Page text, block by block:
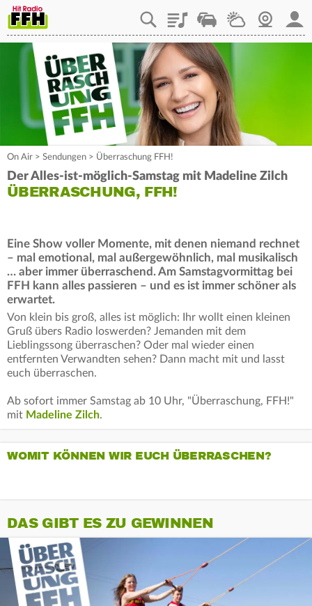
PlaylistStaupilotWetterWebcam
On Air > Sendungen > Überraschung FFH!
Der Alles-ist-möglich-Samstag mit Madeline Zilch
ÜBERRASCHUNG, FFH!
Eine Show voller Momente, mit denen niemand rechnet
– mal emotional, mal außergewöhnlich, mal musikalisch
… aber immer überraschend. Am Samstagvormittag bei
FFH kann alles passieren – und es ist immer schöner als
erwartet.
Von klein bis groß, alles ist möglich: Ihr wollt einen kleinen
Gruß übers Radio loswerden? Jemanden mit dem
Lieblingssong überraschen? Oder mal wieder einen
entfernten Verwandten sehen? Dann macht mit und lasst
euch überraschen.
Ab sofort immer Samstag ab 10 Uhr, "Überraschung, FFH!"
mit Madeline Zilch.
WOMIT KÖNNEN WIR EUCH ÜBERRASCHEN?
DAS GIBT ES ZU GEWINNEN